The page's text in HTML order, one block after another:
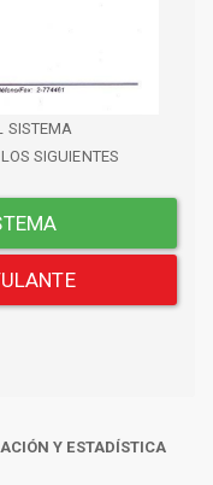
SISTEMA
SIGUIENTES
Y ESTADÍSTICA